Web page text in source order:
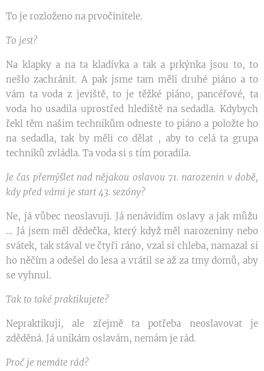
To je rozloženo na prvočinitele.
To jest?
Na klapky a na ta kladívka a tak a prkýnka jsou to, to
nešlo zachránit. A pak jsme tam měli druhé piáno a to
vám ta voda z jeviště, to je těžké piáno, pancéřové, ta
voda ho usadila uprostřed hlediště na sedadla. Kdybych
řekl těm našim technikům odneste to piáno a položte ho
na sedadla, tak by měli co dělat , aby to celá ta grupa
techniků zvládla. Ta voda si s tím poradila.
Je čas přemýšlet nad nějakou oslavou 71. narozenin v době,
kdy před vámi je start 43. sezóny?
Ne, já vůbec neoslavuji. Já nenávidím oslavy a jak můžu
... Já jsem měl dědečka, který když měl narozeniny nebo
svátek, tak stával ve čtyři ráno, vzal si chleba, namazal si
ho něčím a odešel do lesa a vrátil se až za tmy domů, aby
se vyhnul.
Tak to také praktikujete?
Nepraktikuji, ale zřejmě ta potřeba neoslavovat je
zděděná. Já unikám oslavám, nemám je rád.
Proč je nemáte rád?